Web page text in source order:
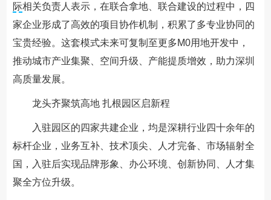
际相关负责人表示，在联合拿地、联合建设的过程中，四
家企业形成了高效的项目协作机制，积累了多专业协同的
宝贵经验。这套模式未来可复制至更多M0用地开发中，
推动城市产业集聚、空间升级、产能提质增效，助力深圳
高质量发展。
龙头齐聚筑高地 扎根园区启新程
入驻园区的四家共建企业，均是深耕行业四十余年的
标杆企业，业务互补、技术顶尖、人才完备、市场辐射全
国，入驻后实现品牌形象、办公环境、创新协同、人才集
聚全方位升级。